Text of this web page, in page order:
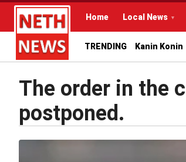
Home Local News
TRENDING Kanin Konin
The order in the
postponed.